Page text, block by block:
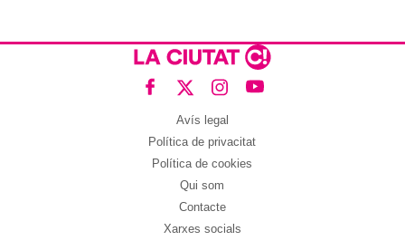
Avís legal
Política de privacitat
Política de cookies
Qui som
Contacte
Xarxes socials